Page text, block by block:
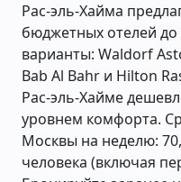
Рас-эль-Хайма
бюджетных отелей
варианты: Waldorf
Bab Al Bahr и Hilton
Рас-эль-Хайме
уровнем комфорта.
Москвы на неделю:
человека (включая